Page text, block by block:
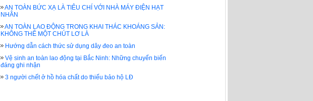
AN TOÀN BỨC XẠ LÀ TIÊU CHÍ VỚI NHÀ MÁY ĐIỆN HẠT
NHÂN
AN TOÀN LAO ĐỘNG TRONG KHAI THÁC KHOÁNG SẢN:
KHÔNG THỂ MỘT CHÚT LƠ LÀ
Hướng dẫn cách thức sử dụng dây đeo an toàn
Vệ sinh an toàn lao động tại Bắc Ninh: Những chuyển biến
đáng ghi nhận
3 người chết ở hồ hóa chất do thiếu bảo hộ LĐ